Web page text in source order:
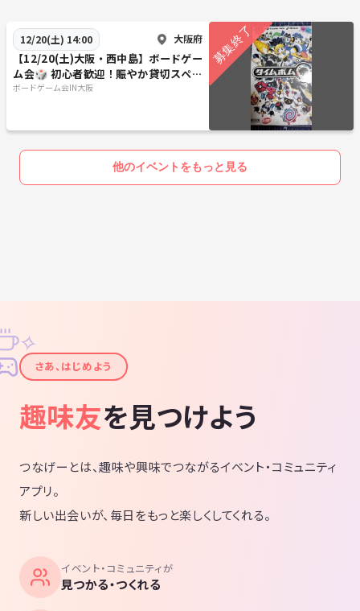
12/20(土) 14:00 大阪府
【12/20(土)大阪・西中島】ボードゲー
ム会🎲 初心者歓迎！賑やか貸切スペー
スで楽しく遊ぼう！
ボードゲーム会IN大阪
他のイベントをもっと見る
✦
✧
さあ、はじめよう
趣味友を見つけよう
つなげーとは、趣味や興味でつながるイベント・コミュニティ
アプリ。
新しい出会いが、毎日をもっと楽しくしてくれる。
イベント・コミュニティが
見つかる・つくれる